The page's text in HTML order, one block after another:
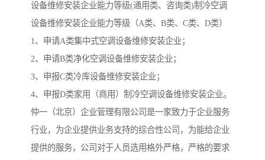
设备维修安装企业能力等级(通用类、咨询类)制冷空调
设备维修安装企业能力等级（A类、B类、C类、D类）
1、申请A类集中式空调设备维修安装企业；
2、申请B类净化空调设备维修安装企业；
3、申报C类冷库设备维修安装企业；
4、申报D类家用（商用）制冷空调设备维修安装企业。
仲一（北京）企业管理有限公司是一家致力于企业服务
行业，为企业提供业务支持的综合性公司，为能给企业
提供的服务，公司对于人员选用格外严格，严格的要求